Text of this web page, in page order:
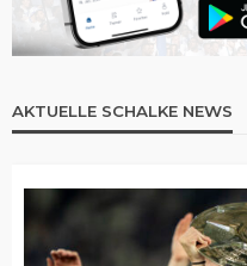
AKTUELLE SCHALKE NEWS